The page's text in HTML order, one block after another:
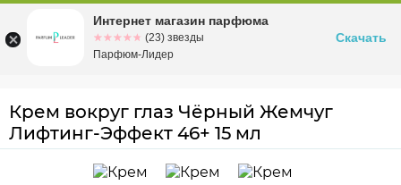
Омскул. Заозерная, 11, к. 1
Крем вокруг глаз Чёрный Жемчуг
Лифтинг-Эффект 46+ 15 мл
Интернет магазин парфюма
☆☆☆☆☆
★★★★★ (23) звезды
Парфюм-Лидер
Скачать